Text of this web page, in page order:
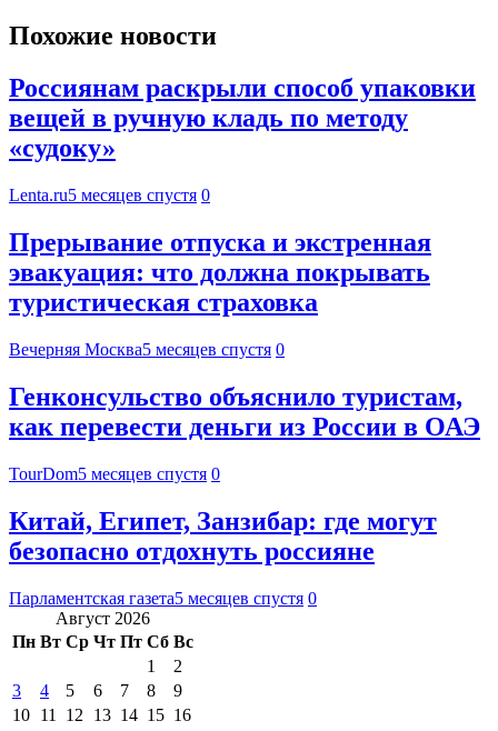
Похожие новости
Россиянам раскрыли способ упаковки
вещей в ручную кладь по методу
«судоку»
Lenta.ru5 месяцев спустя 0
Прерывание отпуска и экстренная
эвакуация: что должна покрывать
туристическая страховка
Вечерняя Москва5 месяцев спустя 0
Генконсульство объяснило туристам,
как перевести деньги из России в ОАЭ
TourDom5 месяцев спустя 0
Китай, Египет, Занзибар: где могут
безопасно отдохнуть россияне
Парламентская газета5 месяцев спустя 0
Август 2026
Пн Вт Ср Чт Пт Сб Вс
1
2
3
4 5 6 7 8
9
10 11 12 13 14 15 16